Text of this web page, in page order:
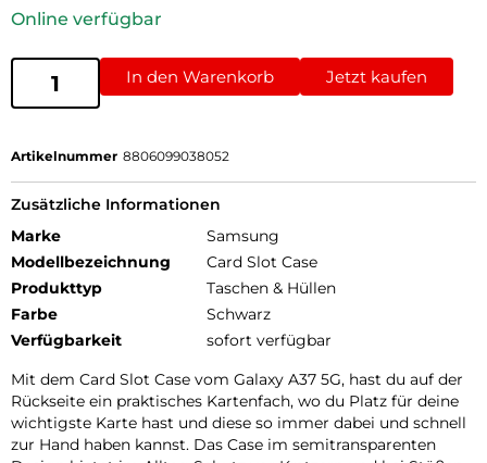
Online verfügbar
In den Warenkorb Jetzt kaufen
Artikelnummer 8806099038052
Zusätzliche Informationen
Marke
Samsung
Modellbezeichnung
Card Slot Case
Produkttyp
Taschen & Hüllen
Farbe
Schwarz
Verfügbarkeit
sofort verfügbar
Mit dem Card Slot Case vom Galaxy A37 5G, hast du auf der
Rückseite ein praktisches Kartenfach, wo du Platz für deine
wichtigste Karte hast und diese so immer dabei und schnell
zur Hand haben kannst. Das Case im semitransparenten